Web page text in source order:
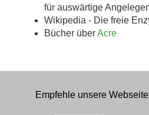
für auswärtige
Wikipedia - Die freie
Bücher überAcre
Empfehle unsere